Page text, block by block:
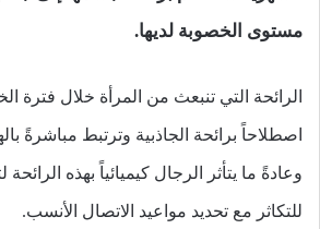
مستوى الخصوبة لديها.
الرائحة التي تنبعث من المرأة خلال فترة
اصطلاحاً برائحة الجاذبية وترتبط مباشرةً
وعادةً ما يتأثر الرجال كيميائياً بهذه
للتكاثر مع تحديد مواعيد الاتصال الأنسب.